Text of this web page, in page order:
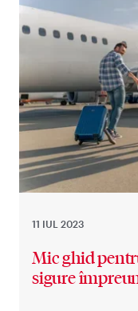
11 IUL 2023
Mic ghid
sigure